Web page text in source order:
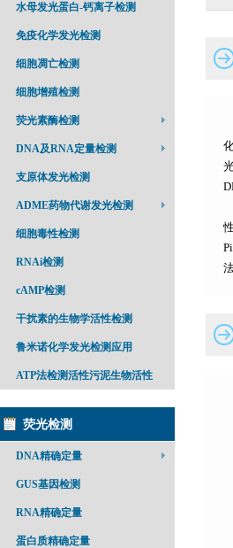
水母发光蛋白-钙离子检测
免疫化学发光检测
细胞凋亡检测
细胞增殖检测
荧光素酶检测
DNA及RNA定量检测
支原体发光检测
ADME药物代谢发光检测
细胞毒性检测
RNAi检测
cAMP检测
干扰素的生物学活性检测
鲁米诺化学发光检测应用
ATP法检测活性污泥生物活性
荧光检测
DNA精确定量
GUS基因检测
RNA精确定量
蛋白质精确定量